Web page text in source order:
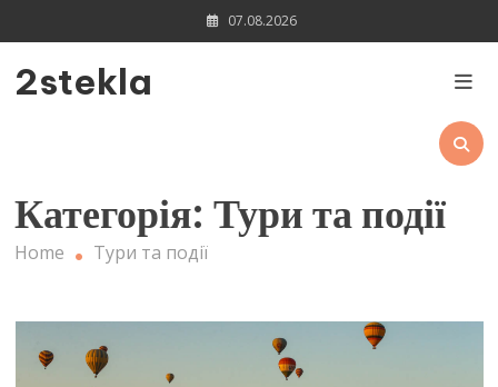
to
content
07.08.2026
2stekla
Категорія:Тури та події
Home Тури та події